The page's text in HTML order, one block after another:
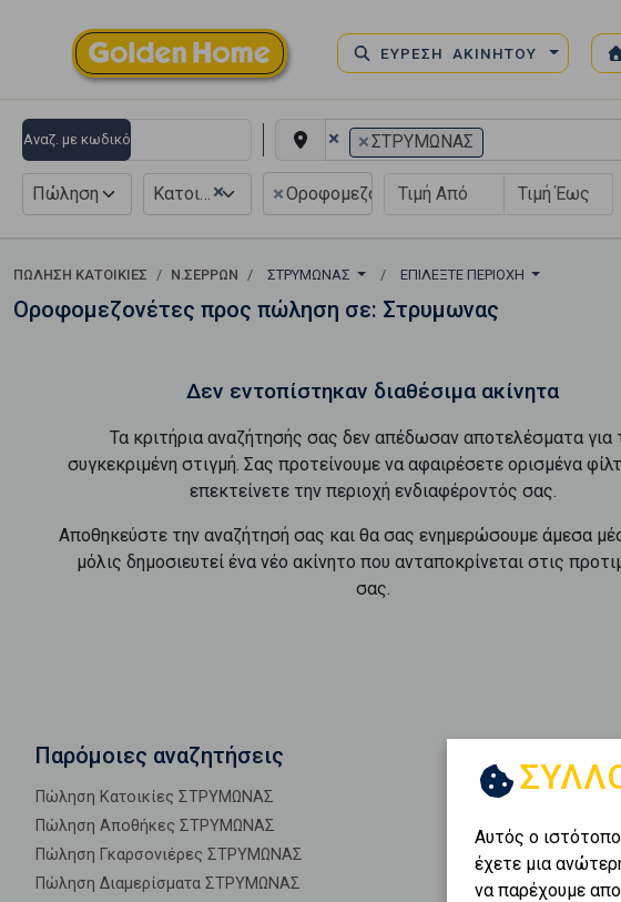
ΕΥΡΕΣΗ ΑΚΙΝΗΤΟΥ
Αναζ. με κωδικό × ×ΣΤΡΥΜΩΝΑΣ
Πώληση ×
Κατοικία ×Οροφομεζονέτα
ΠΏΛΗΣΗ ΚΑΤΟΙΚΊΕΣ Ν.ΣΕΡΡΩΝ ΣΤΡΥΜΩΝΑΣ ΕΠΙΛΈΞΤΕ ΠΕΡΙΟΧΉ
Οροφομεζονέτες προς πώληση σε: Στρυμωνας
Δεν εντοπίστηκαν διαθέσιμα ακίνητα
Τα κριτήρια αναζήτησής σας δεν απέδωσαν αποτελέσματα για
συγκεκριμένη στιγμή. Σας προτείνουμε να αφαιρέσετε ορισμένα
επεκτείνετε την περιοχή ενδιαφέροντός σας.
Αποθηκεύστε την αναζήτησή σας και θα σας ενημερώσουμε άμεσα
μόλις δημοσιευτεί ένα νέο ακίνητο που ανταποκρίνεται στις
σας.
Παρόμοιες αναζητήσεις
Πώληση Κατοικίες ΣΤΡΥΜΩΝΑΣ
Πώληση Αποθήκες ΣΤΡΥΜΩΝΑΣ
Πώληση Γκαρσονιέρες ΣΤΡΥΜΩΝΑΣ
Πώληση Διαμερίσματα ΣΤΡΥΜΩΝΑΣ
Αυτός ο
έχετε μια
να παρέχουμε